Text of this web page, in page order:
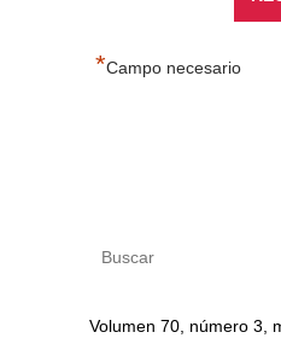
*Campo necesario
Volumen 70, número 3,